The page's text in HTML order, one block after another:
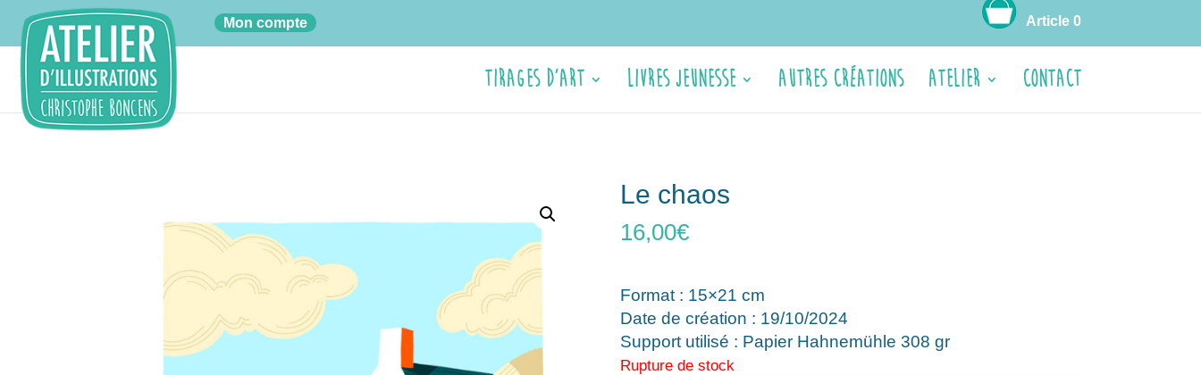
01 Mon compte Article 0
Tirages d’Art Livres jeunesse Autres créations ATELIER CONTACT
Le chaos
16,00€
Format : 15×21 cm
Date de création : 19/10/2024
Support utilisé : Papier Hahnemühle 308 gr
Rupture de stock